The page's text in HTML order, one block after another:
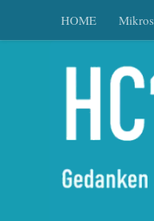
Zum Inhalt springen
HOME Mikros